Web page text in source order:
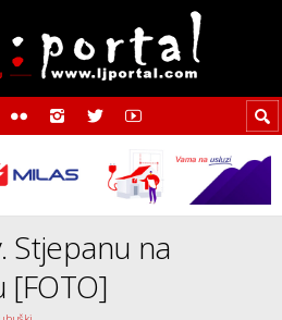
Stjepanu na
[FOTO]